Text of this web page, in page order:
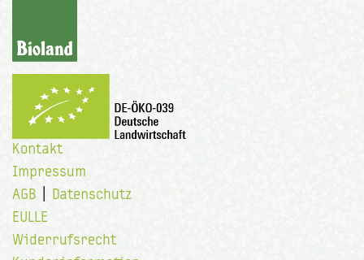
Kontakt
Impressum
AGB
Datenschutz
EULLE
Widerrufsrecht